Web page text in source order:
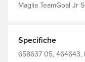
Maglia TeamGoal Jr
Specifiche
658637 05, 464643,